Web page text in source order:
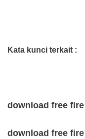
Kata kunci terkait :
download free
download free